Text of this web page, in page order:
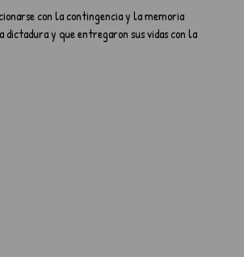
con la contingencia y la memoria
y que entregaron sus vidas con la